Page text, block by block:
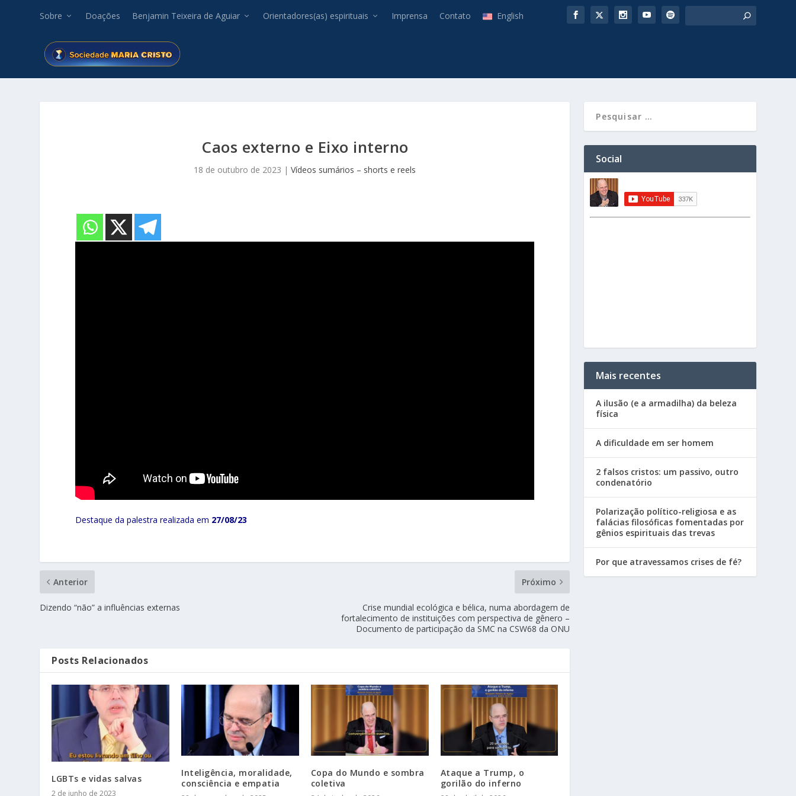
Sobre Doações Benjamin Teixeira de Aguiar Orientadores(as) espirituais Imprensa Contato English
Caos externo e Eixo interno
18 de outubro de 2023 |Vídeos sumários – shorts e reels
Destaque da palestra realizada em 27/08/23
Anterior
Dizendo “não” a influências externas
Próximo
Crise mundial ecológica e bélica, numa abordagem de
fortalecimento de instituições com perspectiva de gênero –
Documento de participação da SMC na CSW68 da ONU
Posts Relacionados
LGBTs e vidas salvas
2 de junho de 2023
Inteligência, moralidade,
consciência e empatia
Copa do Mundo e sombra
coletiva
Ataque a Trump, o
gorilão do inferno
Social
Mais recentes
A ilusão (e a armadilha) da beleza
física
A dificuldade em ser homem
2 falsos cristos: um passivo, outro
condenatório
Polarização político-religiosa e as
falácias filosóficas fomentadas por
gênios espirituais das trevas
Por que atravessamos crises de fé?